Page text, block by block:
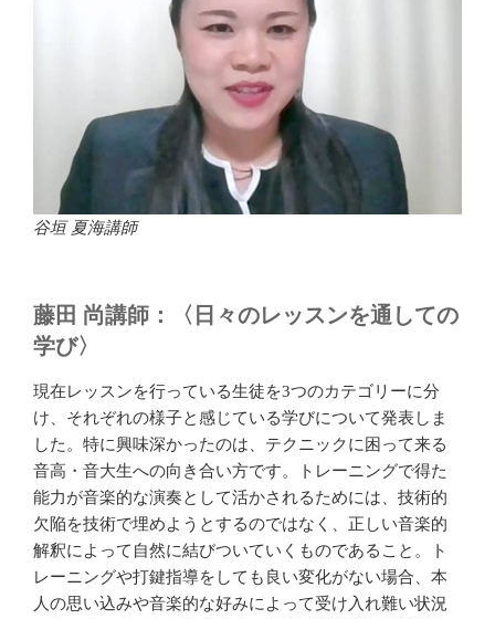
谷垣 夏海講師
藤田 尚講師：〈日々のレッスンを通しての
学び〉
現在レッスンを行っている生徒を3つのカテゴリーに分
け、それぞれの様子と感じている学びについて発表しま
した。特に興味深かったのは、テクニックに困って来る
音高・音大生への向き合い方です。トレーニングで得た
能力が音楽的な演奏として活かされるためには、技術的
欠陥を技術で埋めようとするのではなく、正しい音楽的
解釈によって自然に結びついていくものであること。ト
レーニングや打鍵指導をしても良い変化がない場合、本
人の思い込みや音楽的な好みによって受け入れ難い状況